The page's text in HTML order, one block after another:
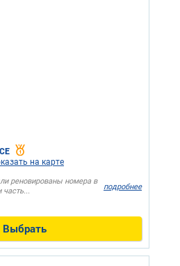
на карте
реновированы номера в
часть...
подробнее
Выбрать